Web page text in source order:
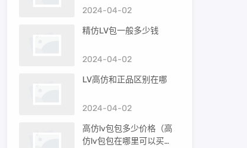
2024-04-02
精仿LV包一般多少钱
2024-04-02
LV高仿和正品区别在哪
2024-04-02
高仿lv包包多少价格（高
仿lv包包在哪里可以买